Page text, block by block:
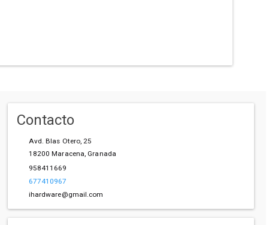
Contacto
Avd. Blas Otero, 25
18200 Maracena, Granada
958411669
677410967
ihardware@gmail.com